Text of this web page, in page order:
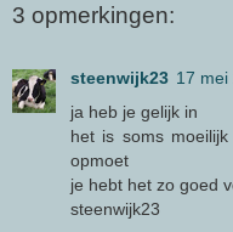
3 opmerkingen:
steenwijk23 17 mei
ja heb je gelijk in
het is soms
opmoet
je hebt het zo goed
steenwijk23